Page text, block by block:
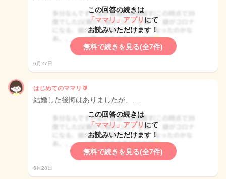
この回答の続きは
「ママリ」アプリ にて
お読みいただけます！
無料で続きを見る(全7件)
6月27日
はじめてのママリ🔰
結婚した後悔はありましたが、…
この回答の続きは
「ママリ」アプリ にて
お読みいただけます！
無料で続きを見る(全7件)
6月28日